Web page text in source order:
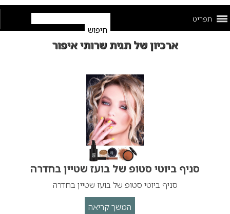
תפריט
ארכיון של תגית שרותי איפור
סניף ביוטי סטופ של בועז שטיין בחדרה
סניף ביוטי סטופ של בועז שטיין בחדרה
המשך קריאה